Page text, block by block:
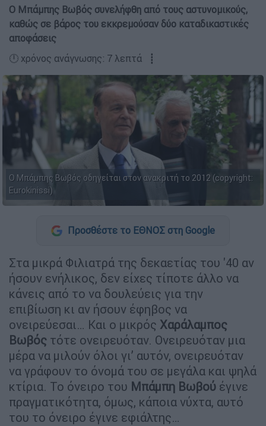
Ο Μπάμπης Βωβός συνελήφθη από τους αστυνομικούς,
καθώς σε βάρος του εκκρεμούσαν δύο καταδικαστικές
αποφάσεις
🕛 χρόνος ανάγνωσης: 7 λεπτά ┋
Ο Μπάμπης Βωβός οδηγείται στον ανακριτή το 2012 (copyright:
Eurokinissi)
Προσθέστε το ΕΘΝΟΣ στη Google
Στα μικρά Φιλιατρά της δεκαετίας του '40 αν
ήσουν ενήλικος, δεν είχες τίποτε άλλο να
κάνεις από το να δουλεύεις για την
επιβίωση κι αν ήσουν έφηβος να
ονειρεύεσαι… Και ο μικρός Χαράλαμπος
Βωβός τότε ονειρευόταν. Ονειρευόταν μια
μέρα να μιλούν όλοι γι’ αυτόν, ονειρευόταν
να γράφουν το όνομά του σε μεγάλα και ψηλά
κτίρια. Το όνειρο του Μπάμπη Βωβού έγινε
πραγματικότητα, όμως, κάποια νύχτα, αυτό
του το όνειρο έγινε εφιάλτης…